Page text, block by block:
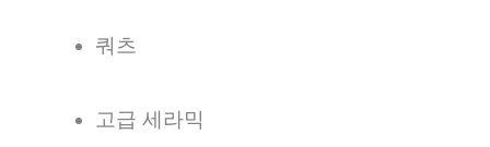
쿼츠
고급 세라믹